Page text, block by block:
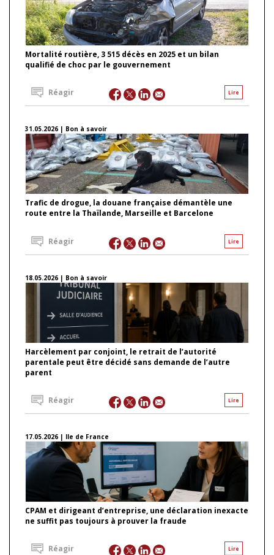
Mortalité routière, 3 515 décès en 2025 et un bilan
qualifié de choc par le gouvernement
Lire
Réagir
31.05.2026 | Bon à savoir
Trafic de drogue, la douane française démantèle une
route entre la Thaïlande, Marseille et Barcelone
Lire
Réagir
18.05.2026 | Bon à savoir
Harcèlement par conjoint, le retrait de l’autorité
parentale peut être décidé sans demande de l’autre
parent
Lire
Réagir
17.05.2026 | Ile de France
CPAM et dirigeant d’entreprise, une déclaration inexacte
ne suffit pas toujours à prouver la fraude
Lire
Réagir